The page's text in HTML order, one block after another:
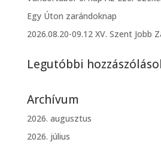
Egy Úton zarándoknap
2026.08.20-09.12 XV. Szent Jobb
Legutóbbi
Archívum
2026. augusztus
2026. július